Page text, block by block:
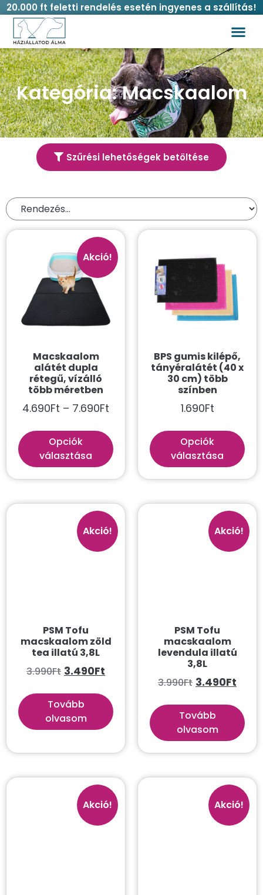
20.000 ft feletti rendelés esetén ingyenes a szállítás!
Kategória: Macskaalom
Akció!
Macskaalom
alátét dupla
rétegű, vízálló
több méretben
4.690Ft – 7.690Ft
Opciók
választása
BPS gumis kilépő,
tányéralátét (40 x
30 cm) több
színben
1.690Ft
Opciók
választása
Akció!
PSM Tofu
macskaalom zöld
tea illatú 3,8L
3.990Ft 3.490Ft
Tovább
olvasom
Akció!
PSM Tofu
macskaalom
levendula illatú
3,8L
3.990Ft 3.490Ft
Tovább
olvasom
Akció! Akció!
Szűrési lehetőségek betöltése
Termék kereső
Kategóriák
Összes
Akvarisztika
Akvárium dekoráció
Akvárium karbantartás
Akvárium világítás
Ajándékutalvány
Bögre
Karkötő
Kártyatartó
Kulcstartó
Szobor
Táska
Állatszállítás
Biztonság
Etetés és itatás
Higiénia és ápolás
Bolha és kullancs ellen